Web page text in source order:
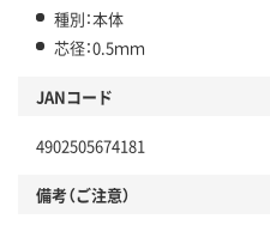
種別：本体
芯径：0.5ｍｍ
JANコード
4902505674181
備考（ご注意）